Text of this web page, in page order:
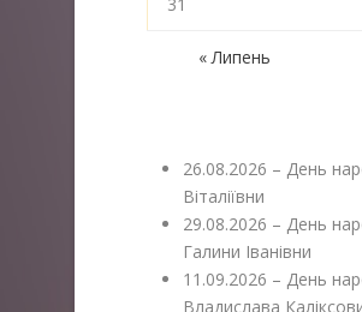
« Липень
26.08.2026 – День
Віталіївни
29.08.2026 – День
Галини Іванівни
11.09.2026 – День
Владислава